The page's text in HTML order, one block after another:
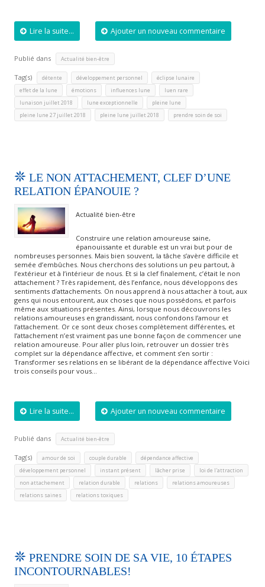
Lire la suite... Ajouter un nouveau commentaire
Publié dans Actualité bien-être
Tag(s) détente développement personnel éclipse lunaire
effet de la lune émotions influences lune luen rare
lunaison juillet 2018 lune exceptionnelle pleine lune
pleine lune 27 juillet 2018 pleine lune juillet 2018 prendre soin de soi
LE NON ATTACHEMENT, CLEF D’UNE
RELATION ÉPANOUIE ?
Actualité bien-être
Construire une relation amoureuse saine,
épanouissante et durable est un vrai but pour de
nombreuses personnes. Mais bien souvent, la tâche s’avère difficile et
semée d’embûches. Nous cherchons des solutions un peu partout, à
l’extérieur et à l’intérieur de nous. Et si la clef finalement, c’était le non
attachement ? Très rapidement, dès l’enfance, nous développons des
sentiments d’attachements. On nous apprend à nous attacher à tout, aux
gens qui nous entourent, aux choses que nous possédons, et parfois
même aux situations présentes. Ainsi, lorsque nous découvrons les
relations amoureuses en grandissant, nous confondons l’amour et
l’attachement. Or ce sont deux choses complètement différentes, et
l’attachement n’est vraiment pas une bonne façon de commencer une
relation amoureuse. Pour aller plus loin, retrouver un dossier très
complet sur la dépendance affective, et comment s’en sortir :
Transformer ses relations en se libérant de la dépendance affective Voici
trois conseils pour vous…
Lire la suite... Ajouter un nouveau commentaire
Publié dans Actualité bien-être
Tag(s) amour de soi couple durable dépendance affective
développement personnel instant présent lâcher prise loi de l'attraction
non attachement relation durable relations relations amoureuses
relations saines relations toxiques
PRENDRE SOIN DE SA VIE, 10 ÉTAPES
INCONTOURNABLES!